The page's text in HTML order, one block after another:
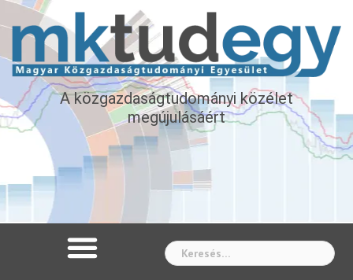
A közgazdaságtudományi közélet
megújulásáért